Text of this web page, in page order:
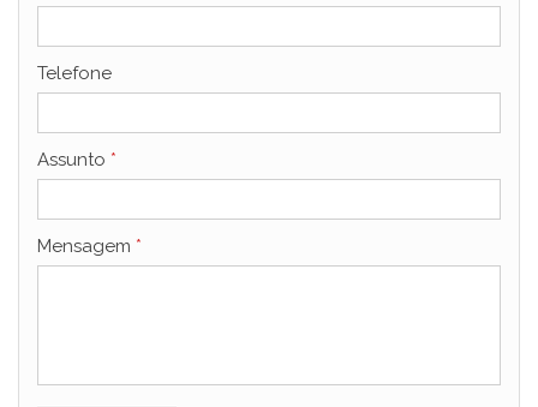
Telefone
Assunto *
Mensagem *